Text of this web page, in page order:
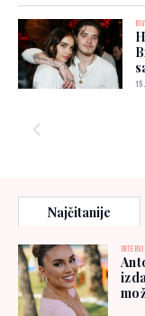
Najčitanije